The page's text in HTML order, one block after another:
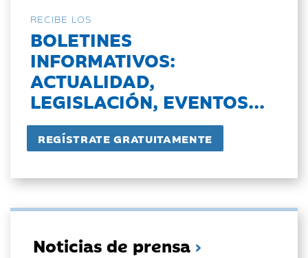
RECIBE LOS
BOLETINES
INFORMATIVOS:
ACTUALIDAD,
LEGISLACIÓN, EVENTOS...
Noticias de prensa